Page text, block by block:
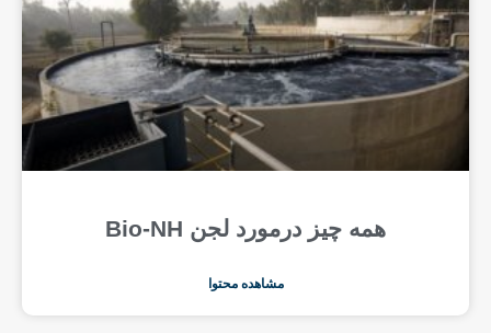
همه چیز درمورد لجن Bio-NH
مشاهده محتوا